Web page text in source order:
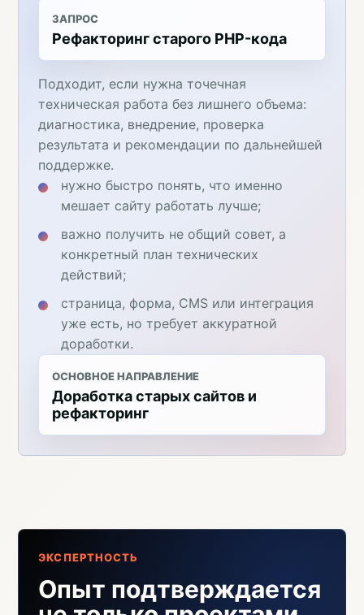
ЗАПРОС
Рефакторинг старого PHP-кода
Подходит, если нужна точечная
техническая работа без лишнего объема:
диагностика, внедрение, проверка
результата и рекомендации по дальнейшей
поддержке.
нужно быстро понять, что именно
мешает сайту работать лучше;
важно получить не общий совет, а
конкретный план технических
действий;
страница, форма, CMS или интеграция
уже есть, но требует аккуратной
доработки.
ОСНОВНОЕ НАПРАВЛЕНИЕ
Доработка старых сайтов и
рефакторинг
ЭКСПЕРТНОСТЬ
Опыт подтверждается